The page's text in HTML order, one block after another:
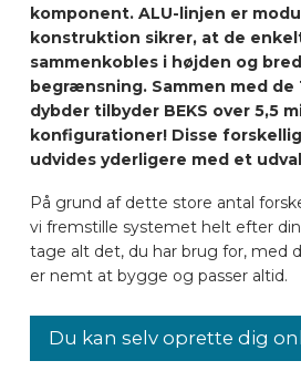
komponent. ALU-linjen er
konstruktion sikrer, at de
sammenkobles i højden og
begrænsning. Sammen med de
dybder tilbyder BEKS over 5,5
konfigurationer! Disse
udvides yderligere med et
På grund af dette store antal
vi fremstille systemet helt efter
tage alt det, du har brug for, med
er nemt at bygge og passer altid.
Du kan selv oprette dig